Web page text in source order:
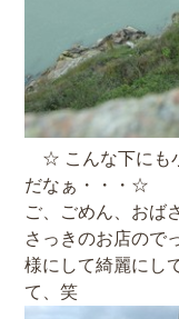
☆ こんな下にも
だなぁ・・・☆
ご、ごめん、おば
さっきのお店ので
様にして綺麗にし
て、笑